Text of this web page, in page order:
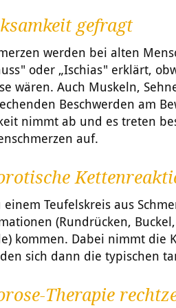
gefragt
werden bei alten
oder „Ischias" erklärt,
wären. Auch Muskeln,
Beschwerden am
nimmt ab und es treten
auf.
einem Teufelskreis aus
(Rundrücken,
kommen. Dabei nimmt die
sich dann die typischen
Therapie